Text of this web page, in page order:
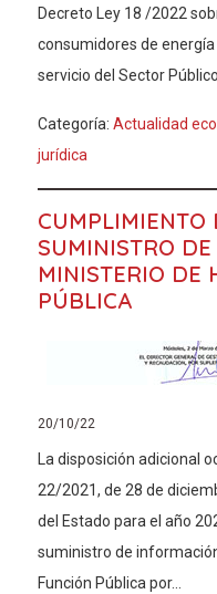
Decreto Ley 18 /2022
consumidores de
servicio del Sector
Categoría: Actualidad
jurídica
CUMPLIMIENTO
SUMINISTRO
MINISTERIO DE
PÚBLICA
20/10/22
La disposición adicional
22/2021, de 28 de
del Estado para el año
suministro de
Función Pública por...